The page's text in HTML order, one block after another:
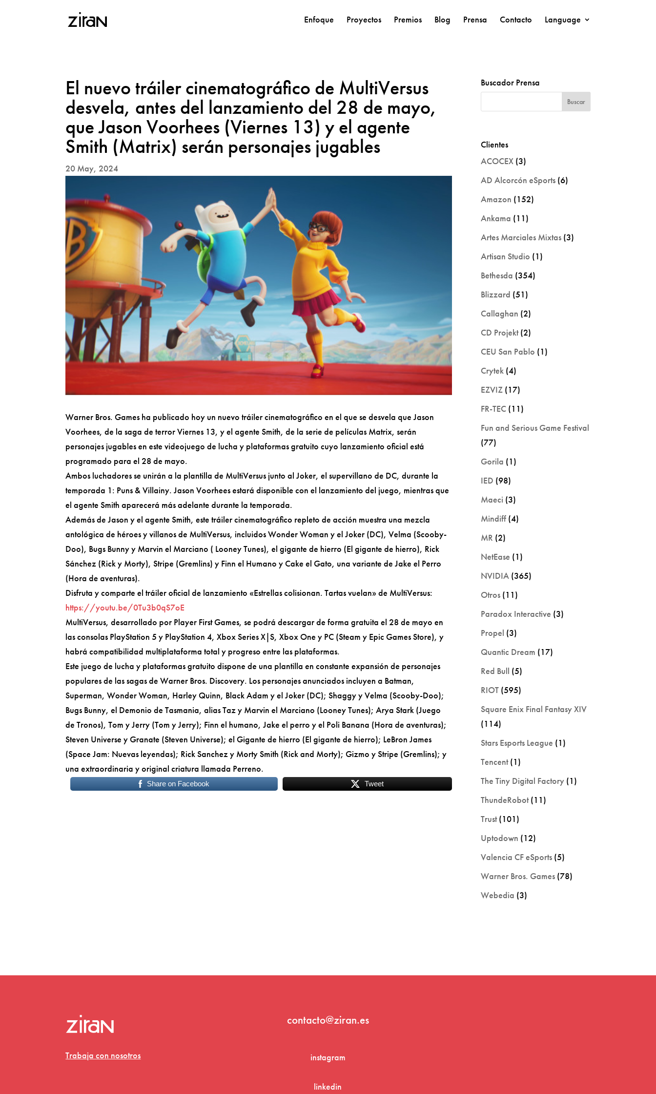
Enfoque Proyectos Premios Blog Prensa Contacto Language
El nuevo tráiler cinematográfico de MultiVersus
desvela, antes del lanzamiento del 28 de mayo,
que Jason Voorhees (Viernes 13) y el agente
Smith (Matrix) serán personajes jugables
20 May, 2024
Warner Bros. Games ha publicado hoy un nuevo tráiler cinematográfico en el que se desvela que Jason
Voorhees, de la saga de terror Viernes 13, y el agente Smith, de la serie de películas Matrix, serán
personajes jugables en este videojuego de lucha y plataformas gratuito cuyo lanzamiento oficial está
programado para el 28 de mayo.
Ambos luchadores se unirán a la plantilla de MultiVersus junto al Joker, el supervillano de DC, durante la
temporada 1: Puns & Villainy. Jason Voorhees estará disponible con el lanzamiento del juego, mientras que
el agente Smith aparecerá más adelante durante la temporada.
Además de Jason y el agente Smith, este tráiler cinematográfico repleto de acción muestra una mezcla
antológica de héroes y villanos de MultiVersus, incluidos Wonder Woman y el Joker (DC), Velma (Scooby-
Doo), Bugs Bunny y Marvin el Marciano ( Looney Tunes), el gigante de hierro (El gigante de hierro), Rick
Sánchez (Rick y Morty), Stripe (Gremlins) y Finn el Humano y Cake el Gato, una variante de Jake el Perro
(Hora de aventuras).
Disfruta y comparte el tráiler oficial de lanzamiento «Estrellas colisionan. Tartas vuelan» de MultiVersus:
https://youtu.be/0Tu3b0qS7oE
MultiVersus, desarrollado por Player First Games, se podrá descargar de forma gratuita el 28 de mayo en
las consolas PlayStation 5 y PlayStation 4, Xbox Series X|S, Xbox One y PC (Steam y Epic Games Store), y
habrá compatibilidad multiplataforma total y progreso entre las plataformas.
Este juego de lucha y plataformas gratuito dispone de una plantilla en constante expansión de personajes
populares de las sagas de Warner Bros. Discovery. Los personajes anunciados incluyen a Batman,
Superman, Wonder Woman, Harley Quinn, Black Adam y el Joker (DC); Shaggy y Velma (Scooby-Doo);
Bugs Bunny, el Demonio de Tasmania, alias Taz y Marvin el Marciano (Looney Tunes); Arya Stark (Juego
de Tronos), Tom y Jerry (Tom y Jerry); Finn el humano, Jake el perro y el Poli Banana (Hora de aventuras);
Steven Universe y Granate (Steven Universe); el Gigante de hierro (El gigante de hierro); LeBron James
(Space Jam: Nuevas leyendas); Rick Sanchez y Morty Smith (Rick and Morty); Gizmo y Stripe (Gremlins); y
una extraordinaria y original criatura llamada Perreno.
Share on Facebook Tweet
Buscador Prensa
Clientes
ACOCEX (3)
AD Alcorcón eSports (6)
Amazon (152)
Ankama (11)
Artes Marciales Mixtas (3)
Artisan Studio (1)
Bethesda (354)
Blizzard (51)
Callaghan (2)
CD Projekt(2)
CEU San Pablo (1)
Crytek (4)
EZVIZ (17)
FR-TEC (11)
Fun and Serious Game Festival
(77)
Gorila (1)
IED (98)
Maeci (3)
Mindiff (4)
MR (2)
NetEase (1)
NVIDIA (365)
Otros (11)
Paradox Interactive (3)
Propel (3)
Quantic Dream (17)
Red Bull (5)
RIOT (595)
Square Enix Final Fantasy XIV
(114)
Stars Esports League (1)
Tencent(1)
The Tiny Digital Factory (1)
ThundeRobot(11)
Trust(101)
Uptodown (12)
Valencia CF eSports (5)
Warner Bros. Games (78)
Webedia (3)
Trabaja con nosotros
contacto@ziran.es
instagram
linkedin